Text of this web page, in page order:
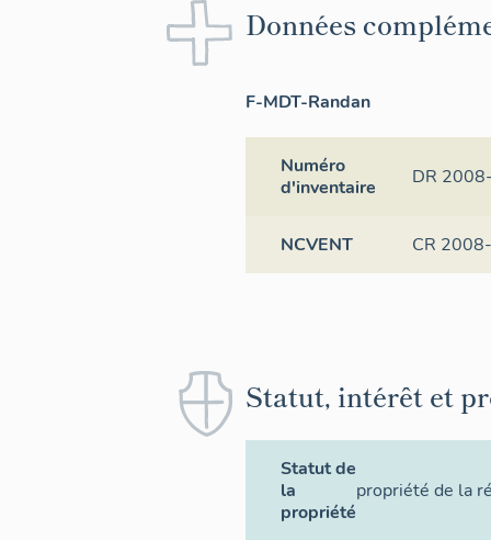
Données
F-MDT-Randan
Numéro
d'inventaire
DR
NCVENT CR
Statut, intérêt et
Statut de
la
propriété
propriété de la